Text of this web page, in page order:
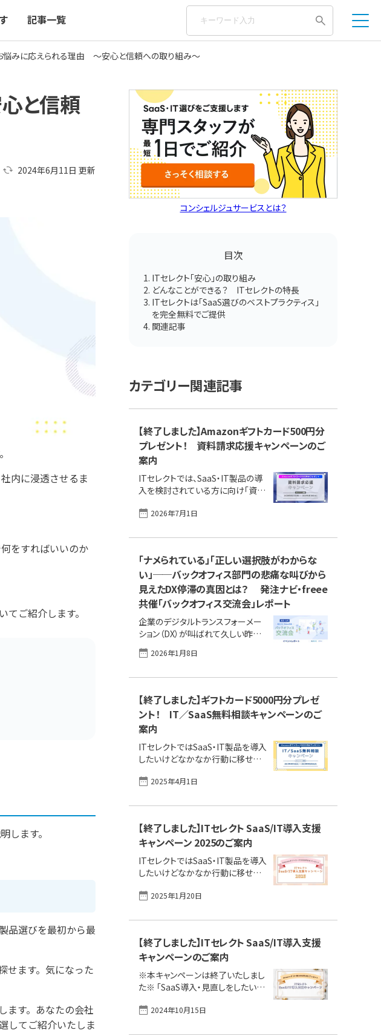
記事一覧
悩みに応えられる理由 ～安心と信頼への取り組み～
と信頼
2024年6月11日 更新
内に浸透させるま
をすればいいのか
ご紹介します。
します。
品選びを最初から最
せます。気になった
ます。あなたの会社
してご紹介いたしま
コンシェルジュサービスとは？
目次
ITセレクト「安心」の取り組み
どんなことができる？ ITセレクトの特長
ITセレクトは「SaaS選びのベストプラクティス」
を完全無料でご提供
関連記事
カテゴリー関連記事
【終了しました】Amazonギフトカード500円分
プレゼント！ 資料請求応援キャンペーンのご
案内
ITセレクトでは、SaaS・IT製品の導
入を検討されている方に向け「資料
す！ ITセレクト経由でITサービスの
レクト（発注ナビ）からの電話アンケ
もれなく、Amazonギフトカード500
円分をプレゼントいたします。 製品
選びの第一歩として、ぜひこの機会
にご活用ください。 ※キャンペーン
適用には条件があります。本ページ
の注意事項を必ずご確認ください。
キャンペーン概要キャンペーン適用
の流れ注意事項（必ずご確認くださ
い） キャンペーン概要 ITセレクト内
2026年7月1日
「ナメられている」「正しい選択肢がわからな
い」──バックオフィス部門の悲痛な叫びから
見えたDX停滞の真因とは？ 発注ナビ・freee
共催「バックオフィス交流会」レポート
企業のデジタルトランスフォーメー
ション（DX）が叫ばれて久しい昨今
ですが、その最前線であるバックオ
フィスの現場では、依然としてアナ
軍奮闘する担当者の姿が絶えませ
ん。 「何から手を付ければいいのか」
「予算が取れない」「経営層に響かな
い」──。そんな切実な悩みを抱え
る担当者たちが集い、解決の糸口を
探る「発注ナビ・freee共催 バックオ
フィス交流会」が去る2025年11月
26日に開催されました。 アイティメ
ディアグループの「発注ナビ」と、クラ
「freee」が共催した本イベント。単な
ず、参加者同士で課題を [&hellip;]
2026年1月8日
【終了しました】ギフトカード5000円分プレゼ
ント！ IT／SaaS無料相談キャンペーンのご
案内
ITセレクトではSaaS・IT製品を導入
したいけどなかなか行動に移せな
無料相談キャンペーン」を実施しま
導入の相談の上製品紹介を受け、ア
（※）にもれなくAmazonギフトカー
ド5000円分をプレゼント！ キャンペ
ーンのご案内をご確認の上ぜひご参
加ください。 ※キャンペーン適用に
は条件があります。本ページのキャ
ンペーンについてのご案内・注意事
項を最後までご確認ください。 こん
検討したい ・予算・予実管理シス
[&hellip;]
2025年4月1日
【終了しました】ITセレクト SaaS/IT導入支援
キャンペーン 2025のご案内
ITセレクトではSaaS・IT製品を導入
したいけどなかなか行動に移せな
入支援キャンペーン」を実施します！
の相談の上製品紹介を受け、アンケ
にもれなくAmazonギフトカード
5000円分をプレゼント！ キャンペー
ンのご案内をご確認の上ぜひご参加
ください。 ※キャンペーン適用には
条件があります。本ページのキャン
ペーンについてのご案内・注意事項
を最後までご確認ください。 こんな
2025年1月20日
【終了しました】ITセレクト SaaS/IT導入支援
キャンペーンのご案内
※本キャンペーンは終了いたしまし
た※ 「SaaS導入・見直しをしたいけ
てしまう」 「IT製品導入の調査を始
2024年10月15日